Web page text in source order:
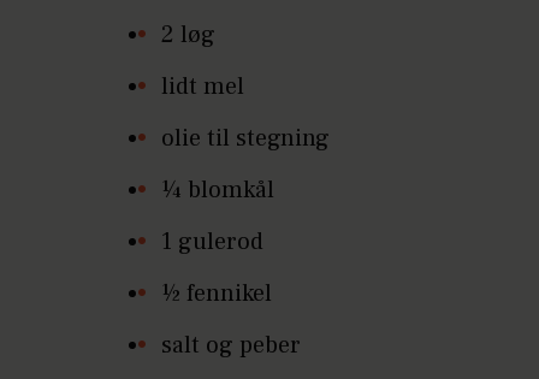
2 løg
lidt mel
olie til stegning
¼ blomkål
1 gulerod
½ fennikel
salt og peber